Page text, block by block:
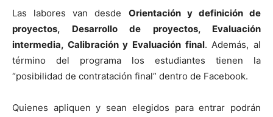
Las labores van desde Orientación y definición de
proyectos, Desarrollo de proyectos, Evaluación
intermedia, Calibración y Evaluación final. Además, al
término del programa los estudiantes tienen la
“posibilidad de contratación final” dentro de Facebook.
Quienes apliquen y sean elegidos para entrar podrán